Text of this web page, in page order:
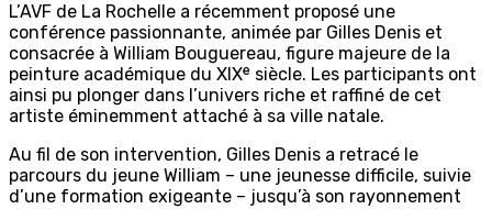
L’AVF de La Rochelle a récemment proposé une
conférence passionnante, animée par Gilles Denis et
consacrée à William Bouguereau, figure majeure de la
peinture académique du XIXᵉ siècle. Les participants ont
ainsi pu plonger dans l’univers riche et raffiné de cet
artiste éminemment attaché à sa ville natale.
Au fil de son intervention, Gilles Denis a retracé le
parcours du jeune William – une jeunesse difficile, suivie
d’une formation exigeante – jusqu’à son rayonnement